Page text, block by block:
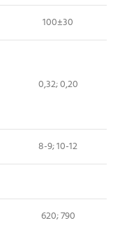
100±30
0,32; 0,20
8-9; 10-12
620; 790